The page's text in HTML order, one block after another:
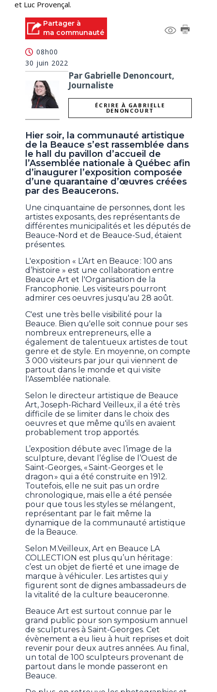
et Luc Provençal.
Partager à
ma communauté
08h00
30 juin 2022
Par Gabrielle Denoncourt,
Journaliste
ÉCRIRE À GABRIELLE
DENONCOURT
Hier soir, la communauté artistique
de la Beauce s’est rassemblée dans
le hall du pavillon d’accueil de
l’Assemblée nationale à Québec afin
d’inaugurer l’exposition composée
d’une quarantaine d’œuvres créées
par des Beaucerons.
Une cinquantaine de personnes, dont les
artistes exposants, des représentants de
différentes municipalités et les députés de
Beauce-Nord et de Beauce-Sud, étaient
présentes.
L'exposition « L’Art en Beauce : 100 ans
d’histoire » est une collaboration entre
Beauce Art et l'Organisation de la
Francophonie. Les visiteurs pourront
admirer ces oeuvres jusqu'au 28 août.
C'est une très belle visibilité pour la
Beauce. Bien qu'elle soit connue pour ses
nombreux entrepreneurs, elle a
également de talentueux artistes de tout
genre et de style. En moyenne, on compte
3 000 visiteurs par jour qui viennent de
partout dans le monde et qui visite
l'Assemblée nationale.
Selon le directeur artistique de Beauce
Art, Joseph-Richard Veilleux, il a été très
difficile de se limiter dans le choix des
oeuvres et que même qu'ils en avaient
probablement trop apportés.
L’exposition débute avec l’image de la
sculpture, devant l’église de l’Ouest de
Saint-Georges, « Saint-Georges et le
dragon » qui a été construite en 1912.
Toutefois, elle ne suit pas un ordre
chronologique, mais elle a été pensée
pour que tous les styles se mélangent,
représentant par le fait même la
dynamique de la communauté artistique
de la Beauce.
Selon M.Veilleux, Art en Beauce LA
COLLECTION est plus qu’un héritage :
c’est un objet de fierté et une image de
marque à véhiculer. Les artistes qui y
figurent sont de dignes ambassadeurs de
la vitalité de la culture beauceronne.
Beauce Art est surtout connue par le
grand public pour son symposium annuel
de sculptures à Saint-Georges. Cet
évènement a eu lieu à huit reprises et doit
revenir pour deux autres années. Au final,
un total de 100 sculpteurs provenant de
partout dans le monde passeront en
Beauce.